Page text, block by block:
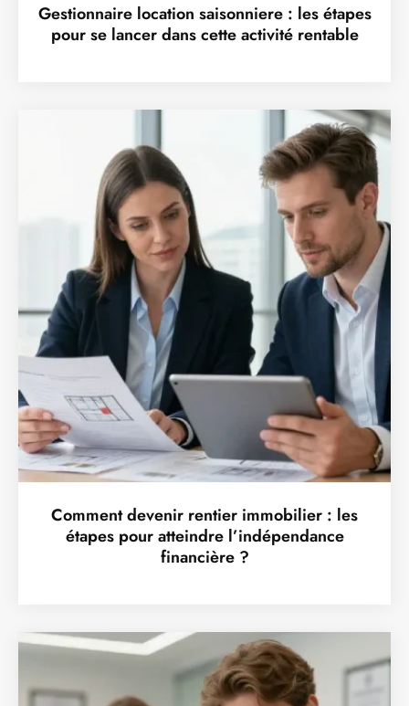
Gestionnaire location saisonniere : les étapes
pour se lancer dans cette activité rentable
Comment devenir rentier immobilier : les
étapes pour atteindre l’indépendance
financière ?